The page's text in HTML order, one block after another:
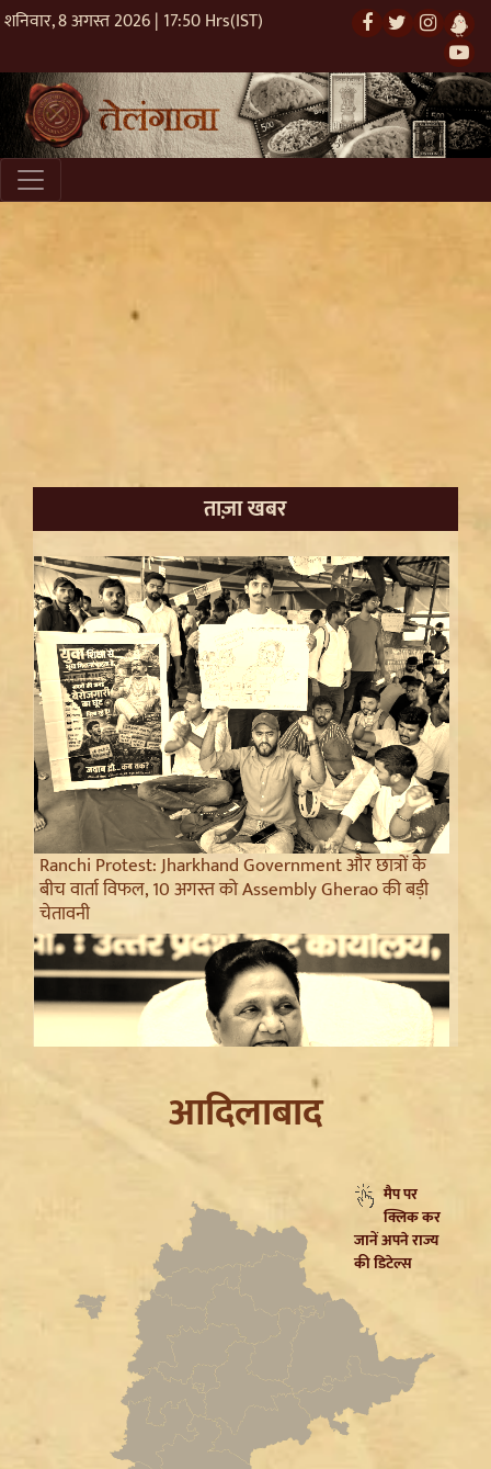
शनिवार, 8 अगस्त 2026 | 17:50 Hrs(IST)
ताज़ा खबर
Ranchi Protest: Jharkhand Government और छात्रों के
बीच वार्ता विफल, 10 अगस्त को Assembly Gherao की बड़ी
चेतावनी
Mayawati on SP: गिरगिट की तरह रंग बदलती है सपा,
ब्राह्मणों को लुभाने के लिए Akhilesh Yadav का नया दांव
आदिलाबाद
मैप पर
क्लिक कर
जानें अपने राज्य
की डिटेल्स